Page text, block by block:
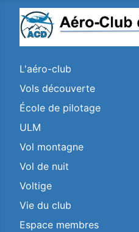
L'aéro-club
Vols découverte
École de pilotage
ULM
Vol montagne
Vol de nuit
Voltige
Vie du club
Espace membres